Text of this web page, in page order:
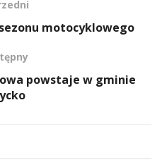
motocyklowego
powstaje w gminie